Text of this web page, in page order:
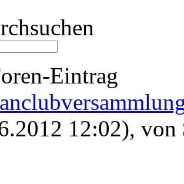
Eintrag
12:02), von